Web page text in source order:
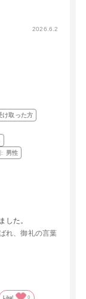
2026.6.2
け取った方
:
男性
した。
れ、御礼の言葉
Like! 0